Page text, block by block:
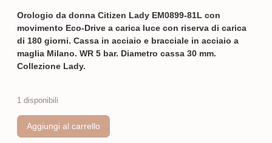
Orologio da donna Citizen Lady EM0899-81L con
movimento Eco-Drive a carica luce con riserva di carica
di 180 giorni. Cassa in acciaio e bracciale in acciaio a
maglia Milano. WR 5 bar. Diametro cassa 30 mm.
Collezione Lady.
1 disponibili
Aggiungi al carrello